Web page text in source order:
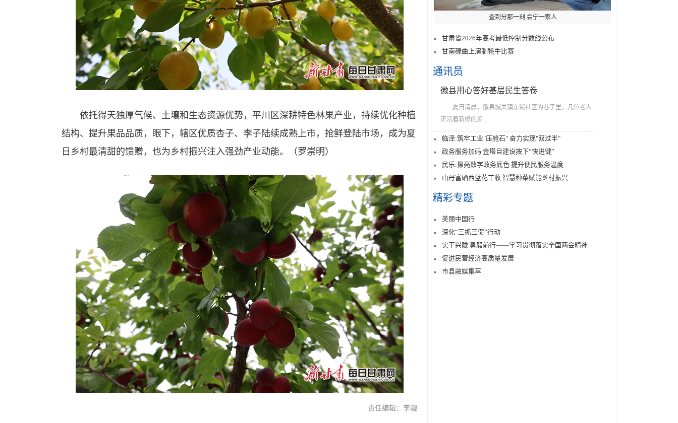
依托得天独厚气候、土壤和生态资源优势，平川区深耕特色林果产业，持续优化种植
结构、提升果品品质，眼下，辖区优质杏子、李子陆续成熟上市，抢鲜登陆市场，成为夏
日乡村最清甜的馈赠，也为乡村振兴注入强劲产业动能。（罗崇明）
责任编辑：李靓
查到分那一刻 会宁一家人
甘肃省2026年高考最低控制分数线公布
甘南碌曲上演驯牦牛比赛
通讯员
徽县用心答好基层民生答卷
夏日清晨，徽县城关镇东街社区的巷子里，几位老人
正沿着新修的步...
临泽:筑牢工业"压舱石" 奋力实现"双过半"
政务服务加码 金塔目建设按下“快进键”
民乐:擦亮数字政务底色 提升便民服务温度
山丹富硒西蓝花丰收 智慧种菜赋能乡村振兴
精彩专题
美丽中国行
深化“三抓三促”行动
实干兴陇 勇毅前行——学习贯彻落实全国两会精神
促进民营经济高质量发展
市县融媒集萃